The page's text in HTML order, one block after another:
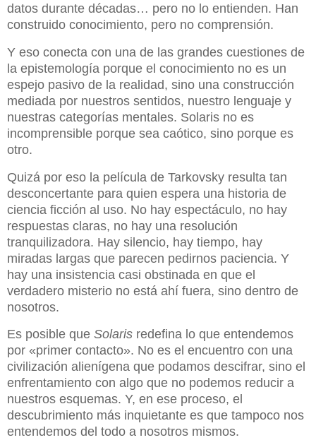
datos durante décadas… pero no lo entienden. Han
construido conocimiento, pero no comprensión.
Y eso conecta con una de las grandes cuestiones de
la epistemología porque el conocimiento no es un
espejo pasivo de la realidad, sino una construcción
mediada por nuestros sentidos, nuestro lenguaje y
nuestras categorías mentales. Solaris no es
incomprensible porque sea caótico, sino porque es
otro.
Quizá por eso la película de Tarkovsky resulta tan
desconcertante para quien espera una historia de
ciencia ficción al uso. No hay espectáculo, no hay
respuestas claras, no hay una resolución
tranquilizadora. Hay silencio, hay tiempo, hay
miradas largas que parecen pedirnos paciencia. Y
hay una insistencia casi obstinada en que el
verdadero misterio no está ahí fuera, sino dentro de
nosotros.
Es posible que Solaris redefina lo que entendemos
por «primer contacto». No es el encuentro con una
civilización alienígena que podamos descifrar, sino el
enfrentamiento con algo que no podemos reducir a
nuestros esquemas. Y, en ese proceso, el
descubrimiento más inquietante es que tampoco nos
entendemos del todo a nosotros mismos.